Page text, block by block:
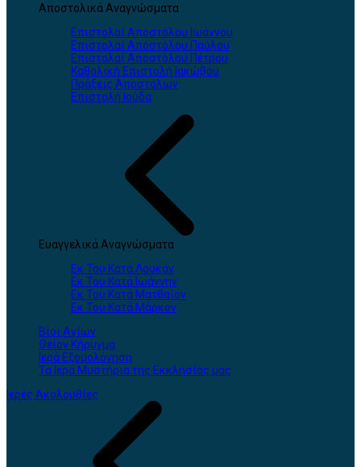
Αποστολικά Αναγνώσματα
Επιστολαί Αποστόλου Ιωάννου
Επιστολαί Αποστόλου Παύλου
Επιστολαί Αποστόλου Πέτρου
Καθολική Επιστολή Ιακώβου
Πράξεις Αποστόλων
Επιστολή Ιούδα
Ευαγγελικά Αναγνώσματα
Εκ Του Κατά Λουκάν
Εκ Του Κατά Ιωάννην
Εκ Του Κατά Ματθαίον
Εκ Του Κατά Μάρκον
Βίοι Αγίων
Θείον Κήρυγμα
Ιερά Εξομολόγηση
Τα Ιερά Μυστήρια της Εκκλησίας μας
Ιερές Ακολουθίες